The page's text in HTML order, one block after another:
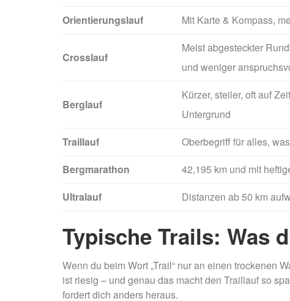
Orientierungslauf
Mit Karte & Kompass,
Crosslauf
Meist abgesteckter
und weniger
Berglauf
Kürzer, steiler, oft auf
Untergrund
Traillauf
Oberbegriff für alles,
Bergmarathon
42,195 km und mit
Ultralauf
Distanzen ab 50 km
Typische Trails: Was
Wenn du beim Wort „Trail“ nur an einen trockenen
ist riesig – und genau das macht den Traillauf so
fordert dich anders heraus.